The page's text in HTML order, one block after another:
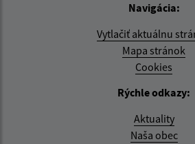
Navigácia:
Vytlačiť aktuálnu
Mapa stránok
Cookies
Rýchle odkazy:
Aktuality
Naša obec